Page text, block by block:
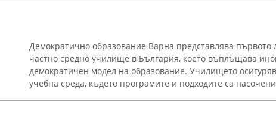
Демократично образование Варна представлява първото
частно средно училище в България, което въплъщава
демократичен модел на образование. Училището
учебна среда, където програмите и подходите са